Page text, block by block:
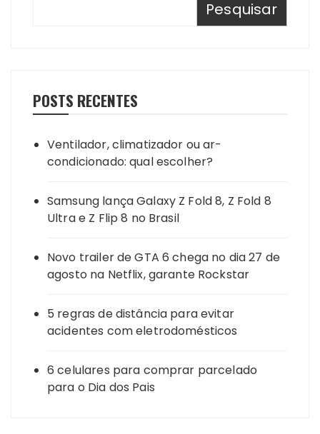
Pesquisar
POSTS RECENTES
Ventilador, climatizador ou ar-
condicionado: qual escolher?
Samsung lança Galaxy Z Fold 8, Z Fold 8
Ultra e Z Flip 8 no Brasil
Novo trailer de GTA 6 chega no dia 27 de
agosto na Netflix, garante Rockstar
5 regras de distância para evitar
acidentes com eletrodomésticos
6 celulares para comprar parcelado
para o Dia dos Pais